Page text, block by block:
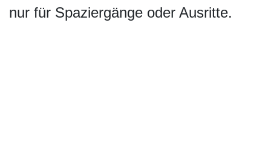
nur für Spaziergänge oder Ausritte.